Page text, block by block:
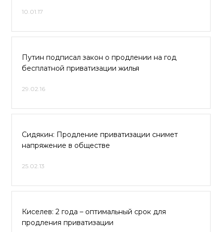
10.01.17
Путин подписал закон о продлении на год
бесплатной приватизации жилья
29.02.16
Сидякин: Продление приватизации снимет
напряжение в обществе
25.02.13
Киселев: 2 года – оптимальный срок для
продления приватизации